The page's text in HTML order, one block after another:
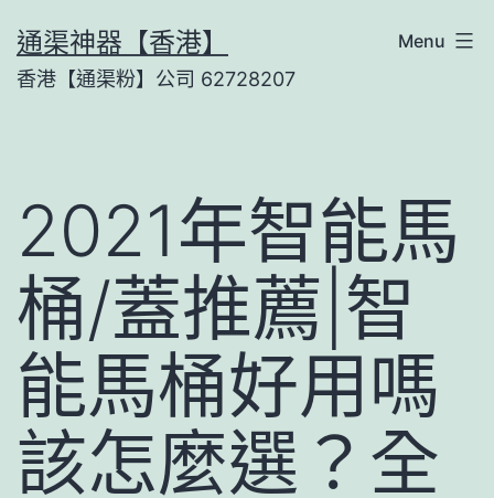
to
content
通渠神器【香港】
香港【通渠粉】公司 62728207
Menu
2021年智能馬
桶/蓋推薦|智
能馬桶好用嗎
該怎麼選？全